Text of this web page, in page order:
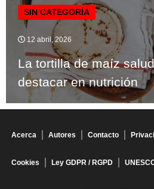
SIN CATEGORÍA
12 abril, 2026
La tortilla de maíz
destacar en nutrición
Acerca Autores Contacto
Cookies Ley GDPR / RGPD